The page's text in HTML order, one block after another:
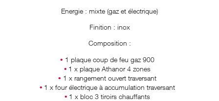
Energie : mixte (gaz et électrique)
Finition : inox
Composition :
1 plaque coup de feu gaz 900
1 x plaque Athanor 4 zones
1 x rangement ouvert traversant
1 x four électrique à accumulation traversant
1 x bloc 3 tiroirs chauffants